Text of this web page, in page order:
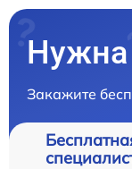
Нужна
Закажите